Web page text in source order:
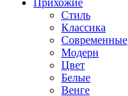
Прихожие
Стиль
Классика
Современные
Модерн
Цвет
Белые
Венге